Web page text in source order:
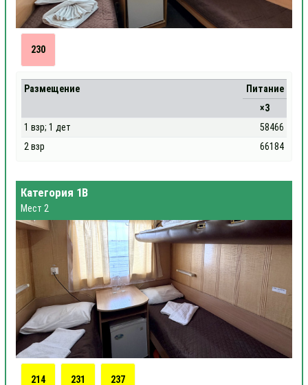
230
Размещение
Питание
×3
1 взр; 1 дет
58466
2 взр
66184
Категория 1В
Мест 2
214 231 237